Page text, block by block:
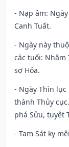
- Nạp âm:
Canh Tuất.
- Ngày này
các tuổi: Nhâm
sợ Hỏa.
- Ngày Thìn lục
thành Thủy
phá Sửu, tuyệt
- Tam Sát kỵ